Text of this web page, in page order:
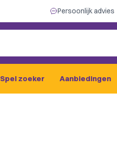
Persoonlijk advies
Spel zoeker Aanbiedingen